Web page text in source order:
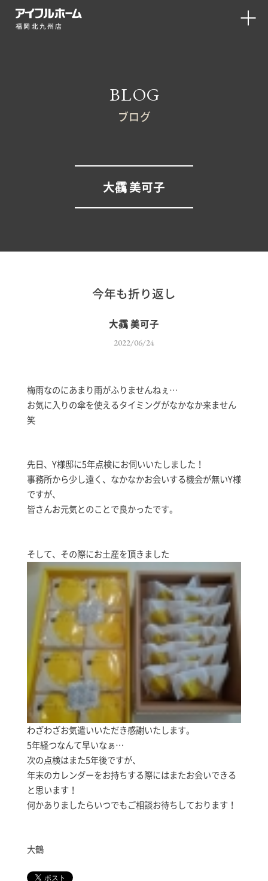
福岡北九州店
BLOG
ブログ
大靍 美可子
今年も折り返し
大靍 美可子
2022/06/24
梅雨なのにあまり雨がふりませんねぇ…
お気に入りの傘を使えるタイミングがなかなか来ません
笑
先日、Y様邸に5年点検にお伺いいたしました！
事務所から少し遠く、なかなかお会いする機会が無いY様
ですが、
皆さんお元気とのことで良かったです。
そして、その際にお土産を頂きました
わざわざお気遣いいただき感謝いたします。
5年経つなんて早いなぁ…
次の点検はまた5年後ですが、
年末のカレンダーをお持ちする際にはまたお会いできる
と思います！
何かありましたらいつでもご相談お待ちしております！
大鶴